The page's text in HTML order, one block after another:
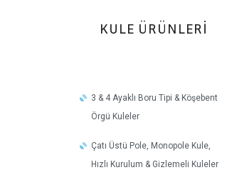
KULE ÜRÜNLERI
3 & 4 Ayaklı Boru Tipi & Köşebent
Örgü Kuleler
Çatı Üstü Pole, Monopole Kule,
Hızlı Kurulum & Gizlemeli Kuleler